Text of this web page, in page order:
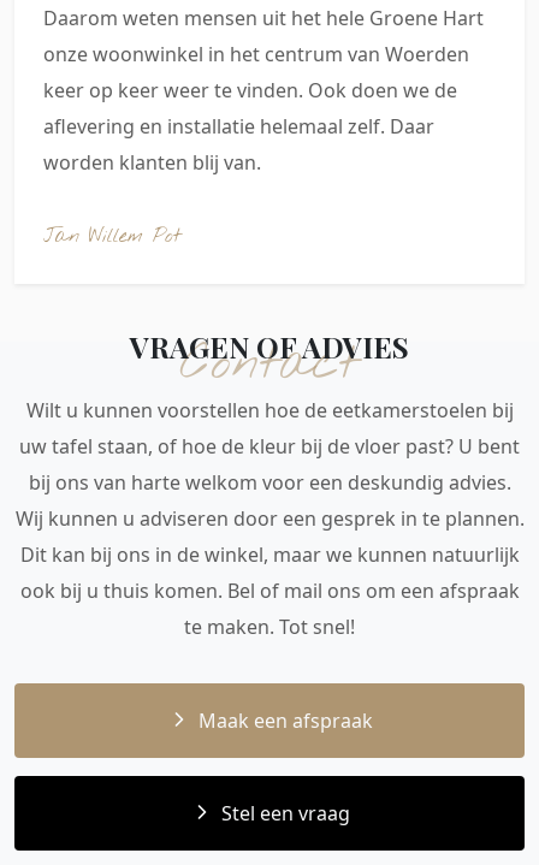
Daarom weten mensen uit het hele Groene Hart
onze woonwinkel in het centrum van Woerden
keer op keer weer te vinden. Ook doen we de
aflevering en installatie helemaal zelf. Daar
worden klanten blij van.
Jan Willem Pot
Contact
VRAGEN OF ADVIES
Wilt u kunnen voorstellen hoe de eetkamerstoelen bij
uw tafel staan, of hoe de kleur bij de vloer past? U bent
bij ons van harte welkom voor een deskundig advies.
Wij kunnen u adviseren door een gesprek in te plannen.
Dit kan bij ons in de winkel, maar we kunnen natuurlijk
ook bij u thuis komen. Bel of mail ons om een afspraak
te maken. Tot snel!
Maak een afspraak
Stel een vraag